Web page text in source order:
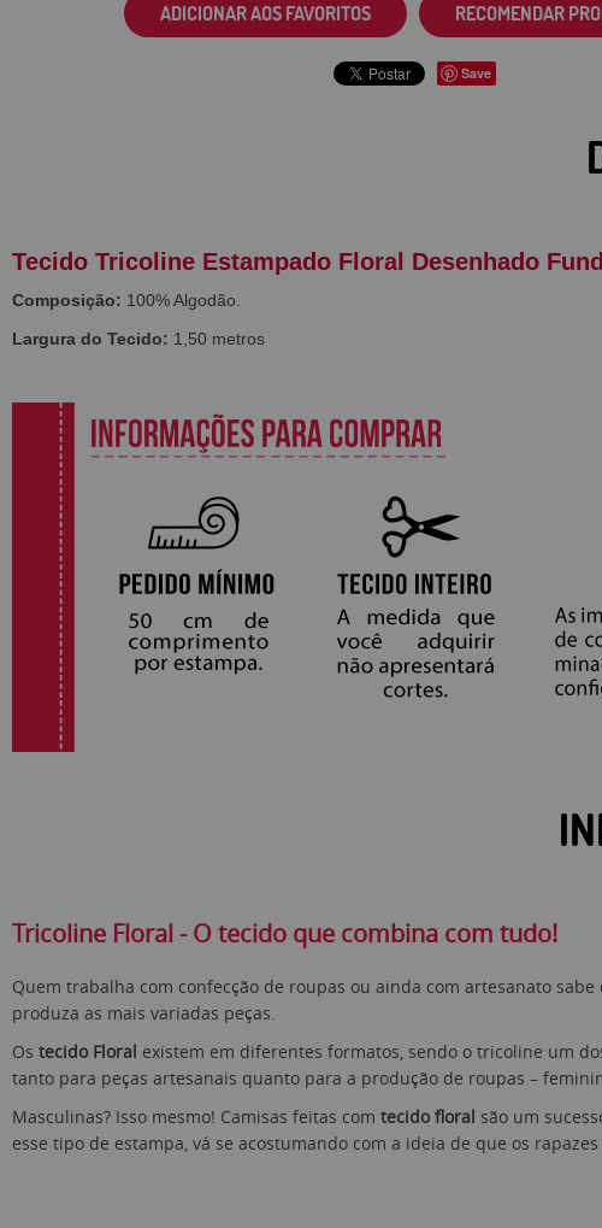
ADICIONAR AOS FAVORITOS RECOMENDAR
Save
Tecido Tricoline Estampado Floral Desenhado
Composição: 100% Algodão.
Largura do Tecido: 1,50 metros
Tricoline Floral - O tecido que combina com tudo!
Quem trabalha com confecção de roupas ou ainda com artesanato
produza as mais variadas peças.
Os tecido Floral existem em diferentes formatos, sendo o tricoline um
tanto para peças artesanais quanto para a produção de roupas –
Masculinas? Isso mesmo! Camisas feitas com tecido floral são um
esse tipo de estampa, vá se acostumando com a ideia de que os